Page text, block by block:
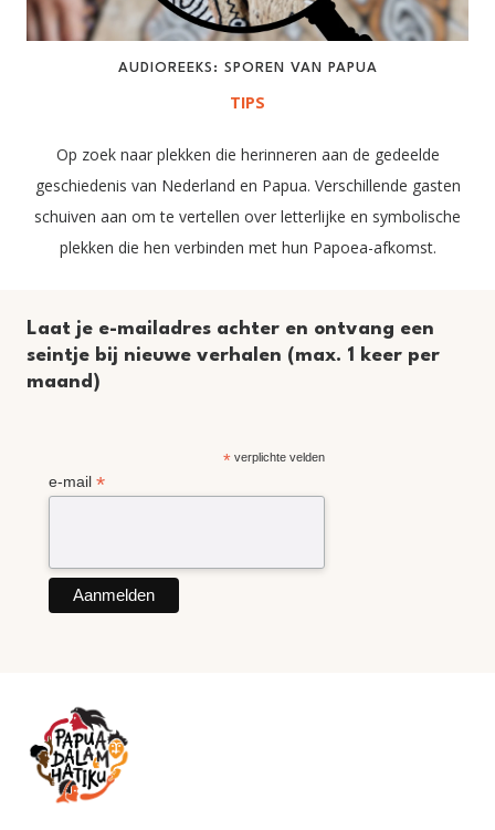
AUDIOREEKS: SPOREN VAN PAPUA
TIPS
Op zoek naar plekken die herinneren aan de gedeelde
geschiedenis van Nederland en Papua. Verschillende gasten
schuiven aan om te vertellen over letterlijke en symbolische
plekken die hen verbinden met hun Papoea-afkomst.
Laat je e-mailadres achter en ontvang een
seintje bij nieuwe verhalen (max. 1 keer per
maand)
*verplichte velden
e-mail *